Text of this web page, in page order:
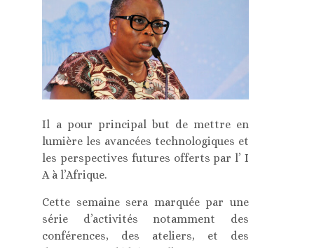
Il a pour principal but de mettre en
lumière les avancées technologiques et
les perspectives futures offerts par l’ I
A à l’Afrique.
Cette semaine sera marquée par une
série d’activités notamment des
conférences, des ateliers, et des